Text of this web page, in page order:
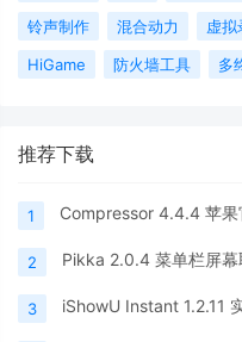
铃声制作
混合动力 虚拟
HiGame
防火墙工具 多
推荐下载
1 Compressor 4.4.4 苹果
2 Pikka 2.0.4 菜单栏屏幕
3 iShowU Instant 1.2.11